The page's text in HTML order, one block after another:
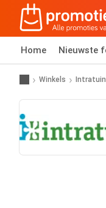
Home Nieuwste
Winkels Intratuin